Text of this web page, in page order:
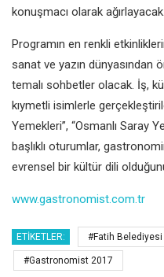
konuşmacı olarak ağırlayacak.
Programın en renkli
sanat ve yazın dünyasından
temalı sohbetler olacak. İş,
kıymetli isimlerle
Yemekleri”, “Osmanlı Saray
başlıklı oturumlar,
evrensel bir kültür dili
www.gastronomist.com.tr
ETIKETLER: #Fatih Belediyesi
#Gastronomist 2017